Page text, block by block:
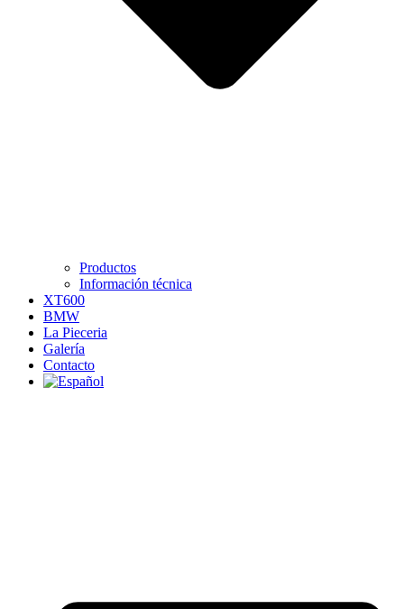
Productos
Información técnica
XT600
BMW
La Pieceria
Galería
Contacto